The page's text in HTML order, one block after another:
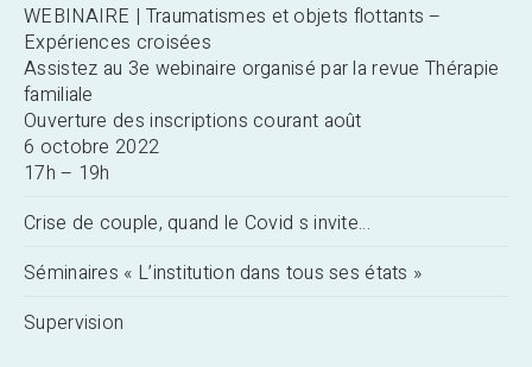
WEBINAIRE | Traumatismes et objets flottants –
Expériences croisées
Assistez au 3e webinaire organisé par la revue Thérapie
familiale
Ouverture des inscriptions courant août
6 octobre 2022
17h – 19h
Crise de couple, quand le Covid s invite…
Séminaires « L’institution dans tous ses états »
Supervision